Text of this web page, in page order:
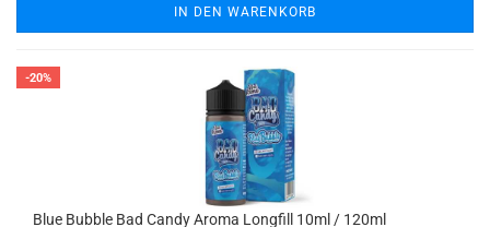
IN DEN WARENKORB
-20%
Blue Bubble Bad Candy Aroma Longfill 10ml / 120ml